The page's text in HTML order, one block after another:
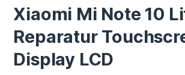
Xiaomi Mi Note 10
Reparatur
Display LCD